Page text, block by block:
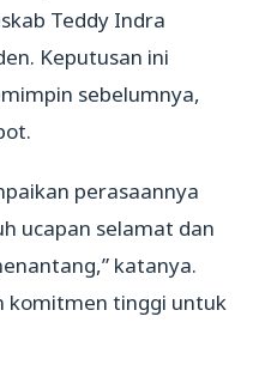
Teddy Indra
Keputusan ini
sebelumnya,
perasaannya
ucapan selamat dan
katanya.
komitmen tinggi untuk